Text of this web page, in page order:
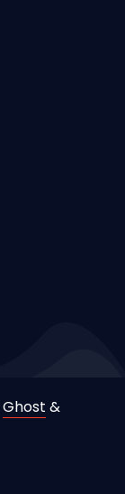
Ghost &